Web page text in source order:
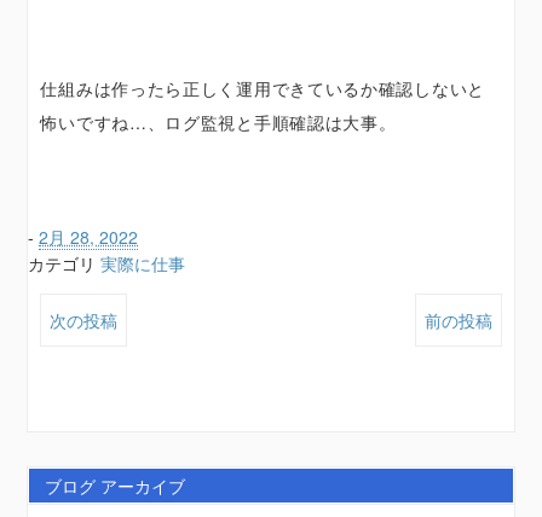
仕組みは作ったら正しく運用できているか確認しないと
怖いですね…、ログ監視と手順確認は大事。
-2月 28, 2022
カテゴリ実際に仕事
次の投稿 前の投稿
ブログ アーカイブ